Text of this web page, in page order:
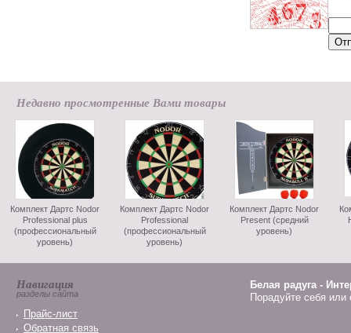
Недавно просмотренные Вами товары
Комплект Дартс Nodor
Professional plus
(профессиональный
уровень)
Комплект Дартс Nodor
Professional
(профессиональный
уровень)
Комплект Дартс Nodor
Present (средний
уровень)
Навигация
разделы сайта
Прайс-лист
Обратная связь
Белая радуга -
Порадуйте себя